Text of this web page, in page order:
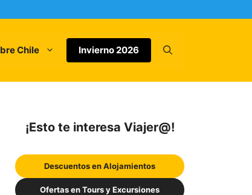
Chile Invierno 2026
¡Esto te interesa Viajer@!
Descuentos en Alojamientos
Ofertas en Tours y Excursiones